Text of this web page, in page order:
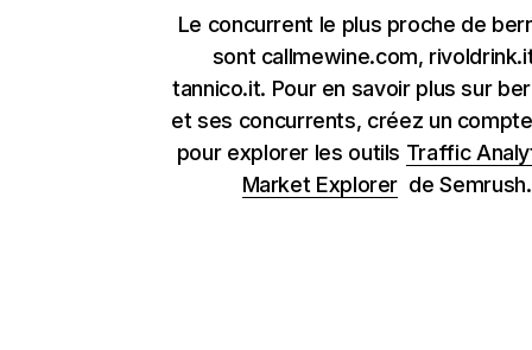
Le concurrent le plus proche de
sont callmewine.com,
tannico.it. Pour en savoir plus sur
et ses concurrents, créez un
pour explorer les outils Traffic
Market Explorer de Semrush.